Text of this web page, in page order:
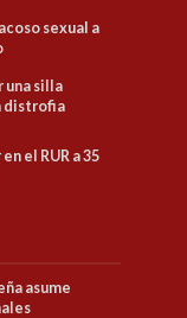
sexual a
una silla
distrofia
el RUR a 35
asume